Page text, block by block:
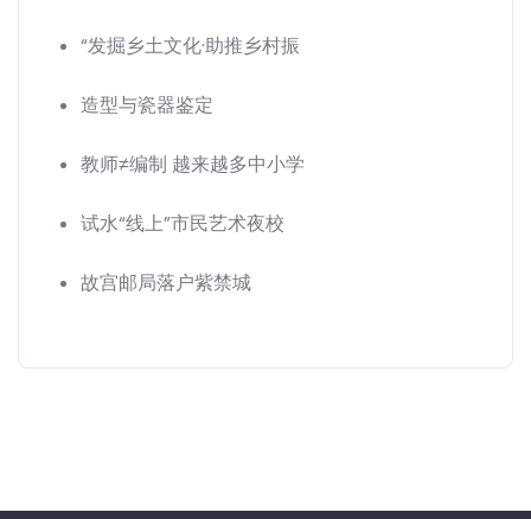
“发掘乡土文化·助推乡村振
造型与瓷器鉴定
教师≠编制 越来越多中小学
试水“线上”市民艺术夜校
故宫邮局落户紫禁城